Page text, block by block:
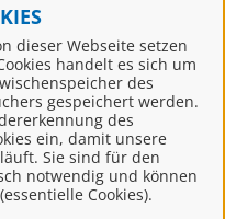
dieser Webseite setzen
handelt es sich um
des
gespeichert werden.
des
ein, damit unsere
Sie sind für den
notwendig und können
Cookies).
ein zentrales
Organisationen,